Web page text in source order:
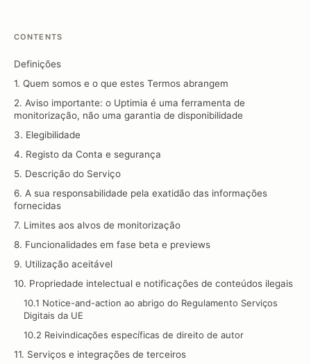
CONTENTS
Definições
1. Quem somos e o que estes Termos abrangem
2. Aviso importante: o Uptimia é uma ferramenta de
monitorização, não uma garantia de disponibilidade
3. Elegibilidade
4. Registo da Conta e segurança
5. Descrição do Serviço
6. A sua responsabilidade pela exatidão das informações
fornecidas
7. Limites aos alvos de monitorização
8. Funcionalidades em fase beta e previews
9. Utilização aceitável
10. Propriedade intelectual e notificações de conteúdos ilegais
10.1 Notice-and-action ao abrigo do Regulamento Serviços
Digitais da UE
10.2 Reivindicações específicas de direito de autor
11. Serviços e integrações de terceiros